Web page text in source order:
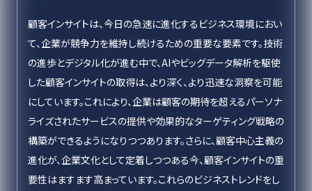
顧客インサイトは、今日の急速に進化するビジネス環境におい
て、企業が競争力を維持し続けるための重要な要素です。技術
の進歩とデジタル化が進む中で、AIやビッグデータ解析を駆使
した顧客インサイトの取得は、より深く、より迅速な洞察を可能
にしています。これにより、企業は顧客の期待を超えるパーソナ
ライズされたサービスの提供や効果的なターゲティング戦略の
構築ができるようになりつつあります。さらに、顧客中心主義の
進化が、企業文化として定着しつつある今、顧客インサイトの重
要性はますます高まっています。これらのビジネストレンドをし